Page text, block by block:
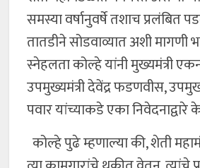
समस्या वर्षानुवर्षे तशाच प्रलंबित
तातडीने सोडवाव्यात अशी मागणी
स्नेहलता कोल्हे यांनी मुख्यमंत्री
उपमुख्यमंत्री देवेंद्र फडणवीस,
पवार यांच्याकडे एका
कोल्हे पुढे म्हणाल्या की, शेती